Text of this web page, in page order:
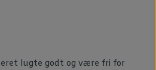
lugte godt og være fri for